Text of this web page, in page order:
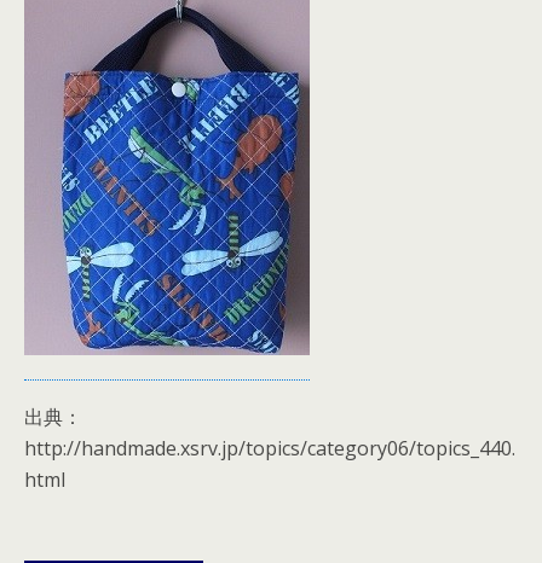
出典：
http://handmade.xsrv.jp/topics/category06/topics_440.
html